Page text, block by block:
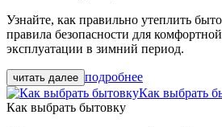
Узнайте, как правильно утеплить
правила безопасности для
эксплуатации в зимний период.
подробнее
Как выбрать
Как выбрать бытовку